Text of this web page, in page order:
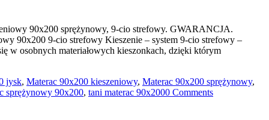
90x200 sprężynowy, 9-cio strefowy. GWARANCJA.
90x200 9-cio strefowy Kieszenie – system 9-cio strefowy –
w osobnych materiałowych kieszonkach, dzięki którym
jysk, Materac 90x200 kieszeniowy, Materac 90x200 sprężynowy,
sprężynowy 90x200, tani materac 90x2000 Comments